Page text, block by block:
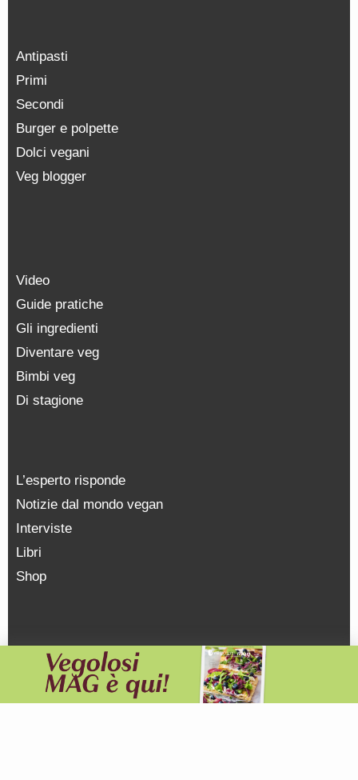
Antipasti
Primi
Secondi
Burger e polpette
Dolci vegani
Veg blogger
Video
Guide pratiche
Gli ingredienti
Diventare veg
Bimbi veg
Di stagione
L’esperto risponde
Notizie dal mondo vegan
Interviste
Libri
Shop
NEWSLETTER WHATSAPP TELEGRAM INSTAGRAM
FACEBOOK YOUTUBE SOSTIENICI PRIVACY POLICY